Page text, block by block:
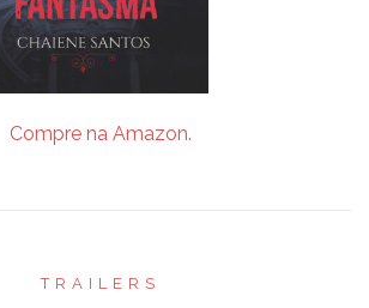
Compre na Amazon.
TRAILERS